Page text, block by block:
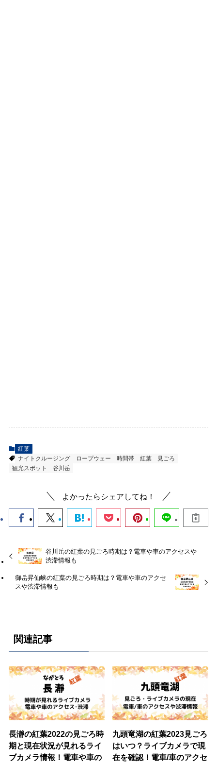
紅葉
ナイトクルージング
ロープウェー 時間帯 紅葉
見ごろ
観光スポット
谷川岳
よかったらシェアしてね！
谷川岳の紅葉の見ごろ時期は？電車や車のアクセスや
渋滞情報も
御岳昇仙峡の紅葉の見ごろ時期は？電車や車のアクセ
スや渋滞情報も
関連記事
長瀞の紅葉2022の見ごろ時
期と現在状況が見れるライ
ブカメラ情報！電車や車の
九頭竜湖の紅葉2023見ごろ
はいつ？ライブカメラで現
在を確認！電車/車のアクセ